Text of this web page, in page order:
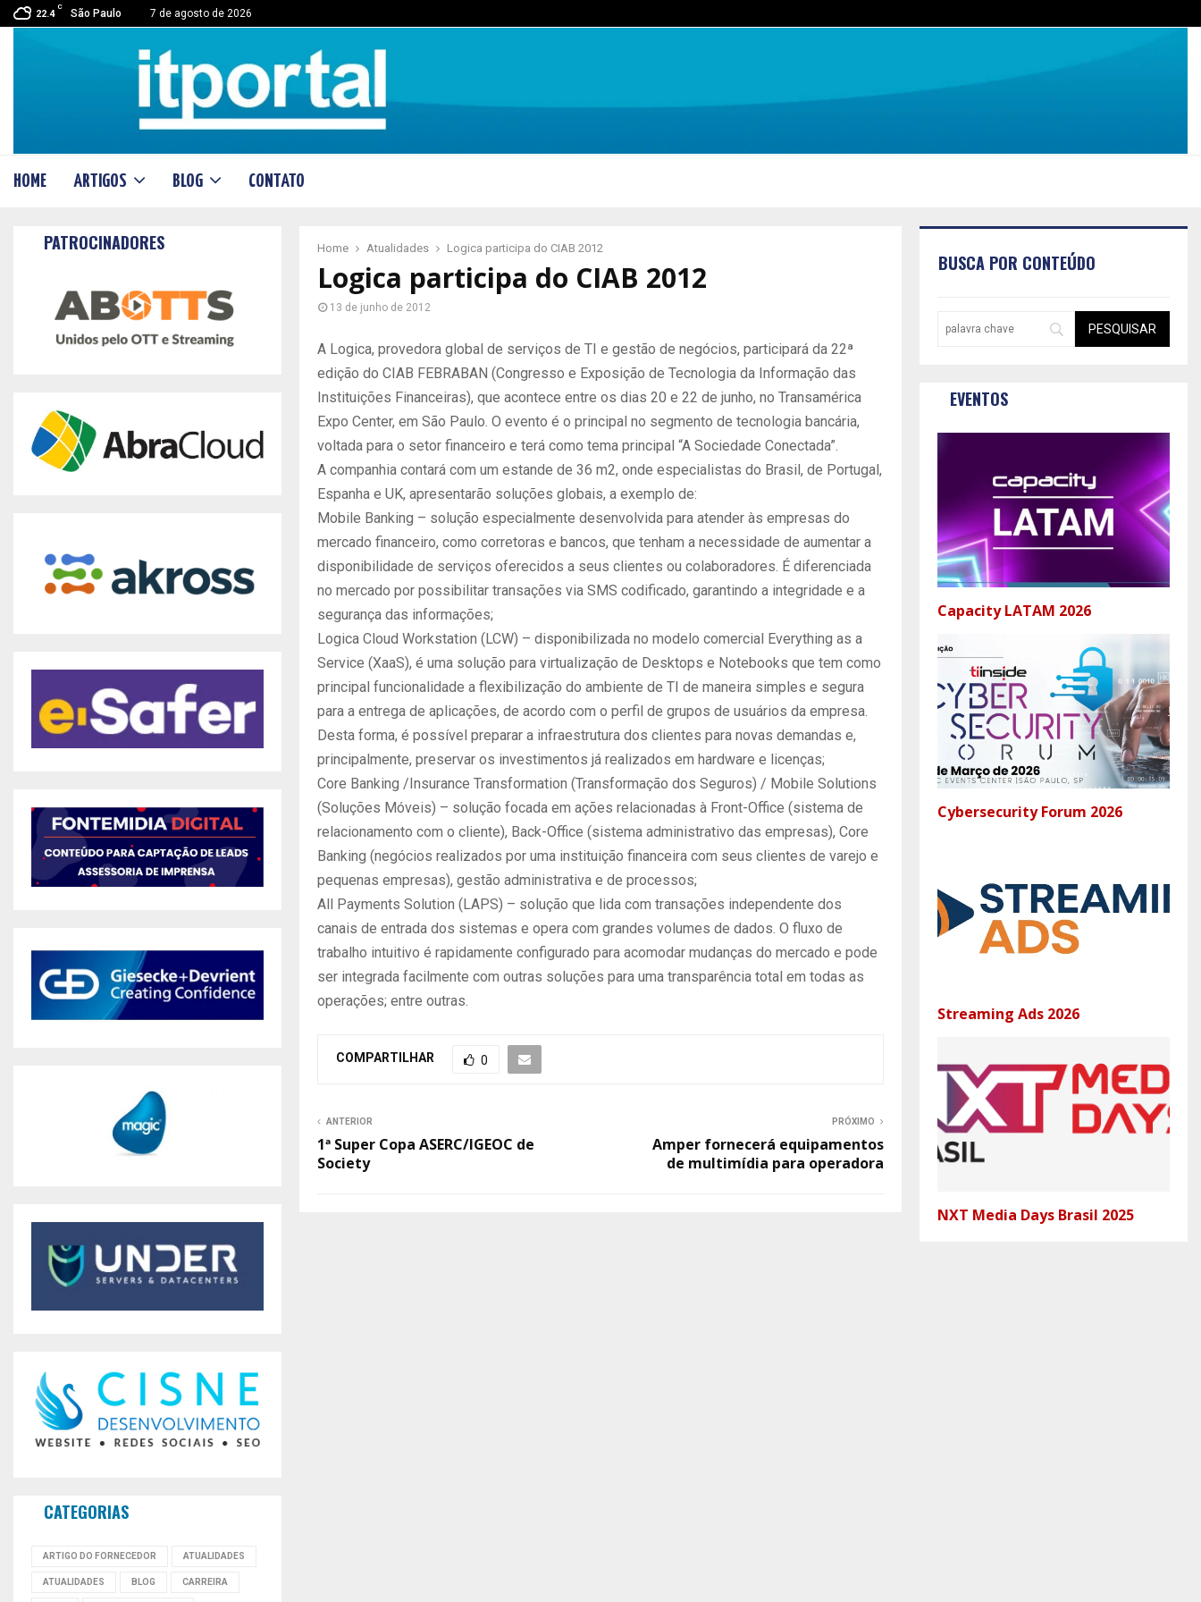
22.4
C
São Paulo 7 de agosto de 2026
HOME ARTIGOS BLOG CONTATO
Home Atualidades Logica participa do CIAB 2012
Logica participa do CIAB 2012
13 de junho de 2012
A Logica, provedora global de serviços de TI e gestão de negócios, participará da 22ª
edição do CIAB FEBRABAN (Congresso e Exposição de Tecnologia da Informação das
Instituições Financeiras), que acontece entre os dias 20 e 22 de junho, no Transamérica
Expo Center, em São Paulo. O evento é o principal no segmento de tecnologia bancária,
voltada para o setor financeiro e terá como tema principal “A Sociedade Conectada”.
A companhia contará com um estande de 36 m2, onde especialistas do Brasil, de Portugal,
Espanha e UK, apresentarão soluções globais, a exemplo de:
Mobile Banking – solução especialmente desenvolvida para atender às empresas do
mercado financeiro, como corretoras e bancos, que tenham a necessidade de aumentar a
disponibilidade de serviços oferecidos a seus clientes ou colaboradores. É diferenciada
no mercado por possibilitar transações via SMS codificado, garantindo a integridade e a
segurança das informações;
Logica Cloud Workstation (LCW) – disponibilizada no modelo comercial Everything as a
Service (XaaS), é uma solução para virtualização de Desktops e Notebooks que tem como
principal funcionalidade a flexibilização do ambiente de TI de maneira simples e segura
para a entrega de aplicações, de acordo com o perfil de grupos de usuários da empresa.
Desta forma, é possível preparar a infraestrutura dos clientes para novas demandas e,
principalmente, preservar os investimentos já realizados em hardware e licenças;
Core Banking /Insurance Transformation (Transformação dos Seguros) / Mobile Solutions
(Soluções Móveis) – solução focada em ações relacionadas à Front-Office (sistema de
relacionamento com o cliente), Back-Office (sistema administrativo das empresas), Core
Banking (negócios realizados por uma instituição financeira com seus clientes de varejo e
pequenas empresas), gestão administrativa e de processos;
All Payments Solution (LAPS) – solução que lida com transações independente dos
canais de entrada dos sistemas e opera com grandes volumes de dados. O fluxo de
trabalho intuitivo é rapidamente configurado para acomodar mudanças do mercado e pode
ser integrada facilmente com outras soluções para uma transparência total em todas as
operações; entre outras.
COMPARTILHAR 0
ANTERIOR
1ª Super Copa ASERC/IGEOC de
Society
PRÓXIMO
Amper fornecerá equipamentos
de multimídia para operadora
PATROCINADORES
CATEGORIAS
ARTIGO DO FORNECEDOR ATUALIDADES
ATUALIDADES BLOG CARREIRA
BUSCA POR CONTEÚDO
EVENTOS
Capacity LATAM 2026
Cybersecurity Forum 2026
Streaming Ads 2026
NXT Media Days Brasil 2025